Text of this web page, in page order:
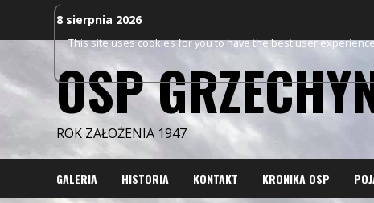
content
8 sierpnia 2026
OSP
ROK ZAŁOŻENIA 1947
GALERIA HISTORIA KONTAKT KRONIKA OSP
This site uses cookies for you to have the best user